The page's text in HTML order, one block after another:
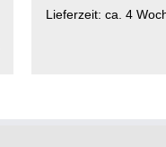
Lieferzeit: ca. 4